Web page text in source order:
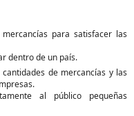
para satisfacer las
dentro de un país.
de mercancías y las
al público pequeñas